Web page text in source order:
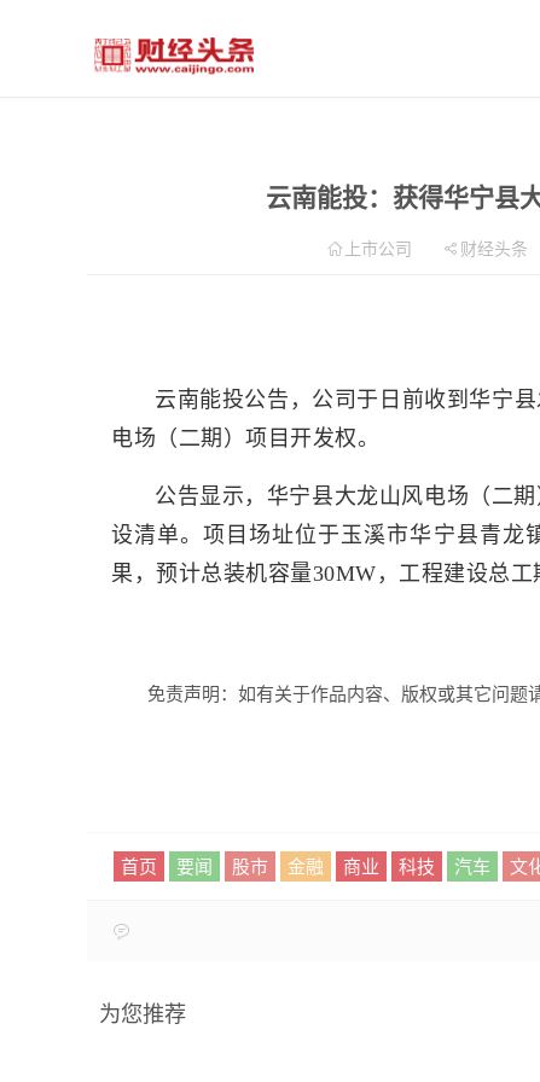
云南能投：获得华宁县
上市公司 财经头条
云南能投公告，公司于日前收到华宁
电场（二期）项目开发权。
公告显示，华宁县大龙山风电场（二
设清单。项目场址位于玉溪市华宁县青龙
果，预计总装机容量30MW，工程建设总工
免责声明：如有关于作品内容、版权或其它问题
首页 要闻 股市 金融 商业 科技 汽车 文
为您推荐